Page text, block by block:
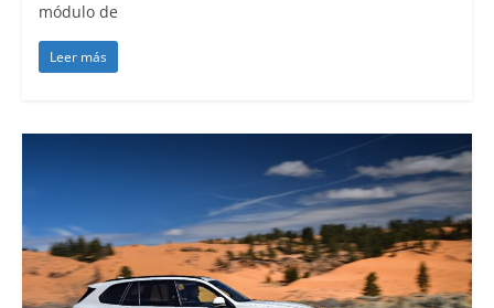
módulo de
Leer más